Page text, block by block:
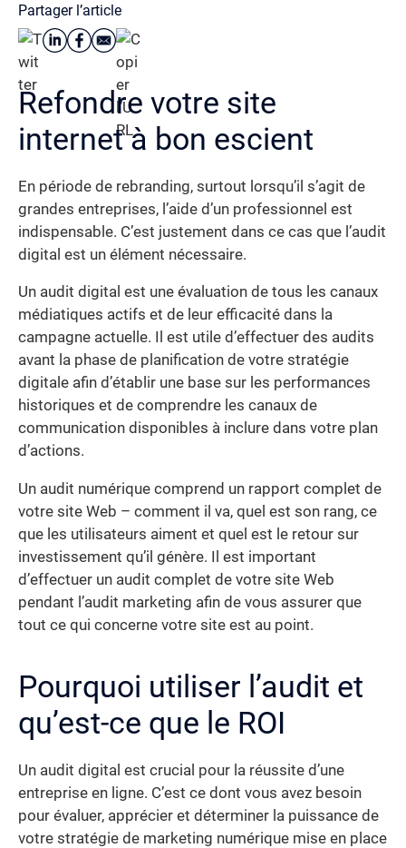
Partager l’article
Refondre votre site
internet à bon escient
En période de rebranding, surtout lorsqu’il s’agit de
grandes entreprises, l’aide d’un professionnel est
indispensable. C’est justement dans ce cas que l’audit
digital est un élément nécessaire.
Un audit digital est une évaluation de tous les canaux
médiatiques actifs et de leur efficacité dans la
campagne actuelle. Il est utile d’effectuer des audits
avant la phase de planification de votre stratégie
digitale afin d’établir une base sur les performances
historiques et de comprendre les canaux de
communication disponibles à inclure dans votre plan
d’actions.
Un audit numérique comprend un rapport complet de
votre site Web – comment il va, quel est son rang, ce
que les utilisateurs aiment et quel est le retour sur
investissement qu’il génère. Il est important
d’effectuer un audit complet de votre site Web
pendant l’audit marketing afin de vous assurer que
tout ce qui concerne votre site est au point.
Pourquoi utiliser l’audit et
qu’est-ce que le ROI
Un audit digital est crucial pour la réussite d’une
entreprise en ligne. C’est ce dont vous avez besoin
pour évaluer, apprécier et déterminer la puissance de
votre stratégie de marketing numérique mise en place